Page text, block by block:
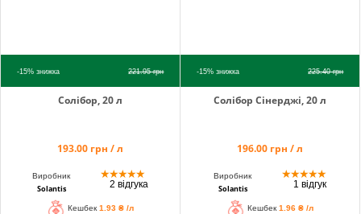
-15%знижка 221.95грн
Солібор, 20 л
193.00 грн / л
Виробник
Solantis
★★★★★
2 відгука
Кешбек 1.93 ₴ /л
-15%знижка 225.40грн
Солібор Сінерджі, 20 л
196.00 грн / л
Виробник
Solantis
★★★★★
1 відгук
Кешбек 1.96 ₴ /л